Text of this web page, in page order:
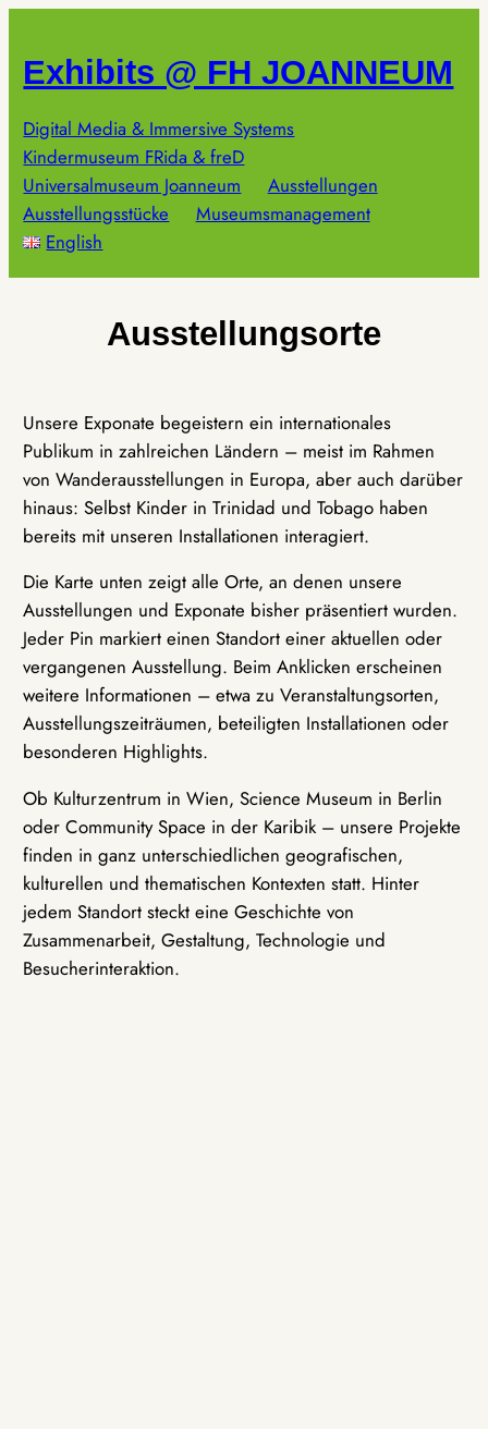
springen
Exhibits @ FH JOANNEUM
Digital Media & Immersive Systems
Kindermuseum FRida & freD
Universalmuseum Joanneum
Ausstellungen
Ausstellungsstücke
Museumsmanagement
English
Ausstellungsorte
Unsere Exponate begeistern ein internationales
Publikum in zahlreichen Ländern – meist im Rahmen
von Wanderausstellungen in Europa, aber auch darüber
hinaus: Selbst Kinder in Trinidad und Tobago haben
bereits mit unseren Installationen interagiert.
Die Karte unten zeigt alle Orte, an denen unsere
Ausstellungen und Exponate bisher präsentiert wurden.
Jeder Pin markiert einen Standort einer aktuellen oder
vergangenen Ausstellung. Beim Anklicken erscheinen
weitere Informationen – etwa zu Veranstaltungsorten,
Ausstellungszeiträumen, beteiligten Installationen oder
besonderen Highlights.
Ob Kulturzentrum in Wien, Science Museum in Berlin
oder Community Space in der Karibik – unsere Projekte
finden in ganz unterschiedlichen geografischen,
kulturellen und thematischen Kontexten statt. Hinter
jedem Standort steckt eine Geschichte von
Zusammenarbeit, Gestaltung, Technologie und
Besucherinteraktion.